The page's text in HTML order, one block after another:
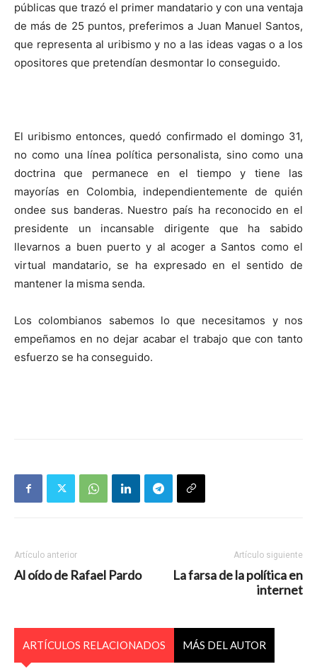
públicas que trazó el primer mandatario y con una ventaja
de más de 25 puntos, preferimos a Juan Manuel Santos,
que representa al uribismo y no a las ideas vagas o a los
opositores que pretendían desmontar lo conseguido.
El uribismo entonces, quedó confirmado el domingo 31,
no como una línea política personalista, sino como una
doctrina que permanece en el tiempo y tiene las
mayorías en Colombia, independientemente de quién
ondee sus banderas. Nuestro país ha reconocido en el
presidente un incansable dirigente que ha sabido
llevarnos a buen puerto y al acoger a Santos como el
virtual mandatario, se ha expresado en el sentido de
mantener la misma senda.
Los colombianos sabemos lo que necesitamos y nos
empeñamos en no dejar acabar el trabajo que con tanto
esfuerzo se ha conseguido.
Artículo anterior
Al oído de Rafael Pardo
Artículo siguiente
La farsa de la política en
internet
ARTÍCULOS RELACIONADOS MÁS DEL AUTOR